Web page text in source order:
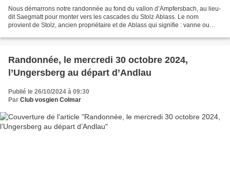
Nous démarrons notre randonnée au fond du vallon d’Ampfersbach, au lieu-
dit Saegmatt pour monter vers les cascades du Stolz Ablass. Le nom
provient de Stolz, ancien propriétaire et de Ablass qui signifie : vanne ou
Randonnée, le mercredi 30 octobre 2024,
l’Ungersberg au départ d’Andlau
Publié le 26/10/2024 à 09:30
Par Club vosgien Colmar